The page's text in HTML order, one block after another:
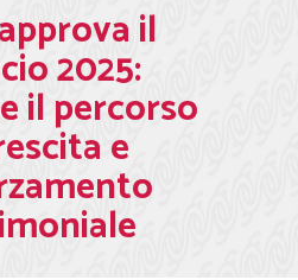
il
2025:
il percorso
e